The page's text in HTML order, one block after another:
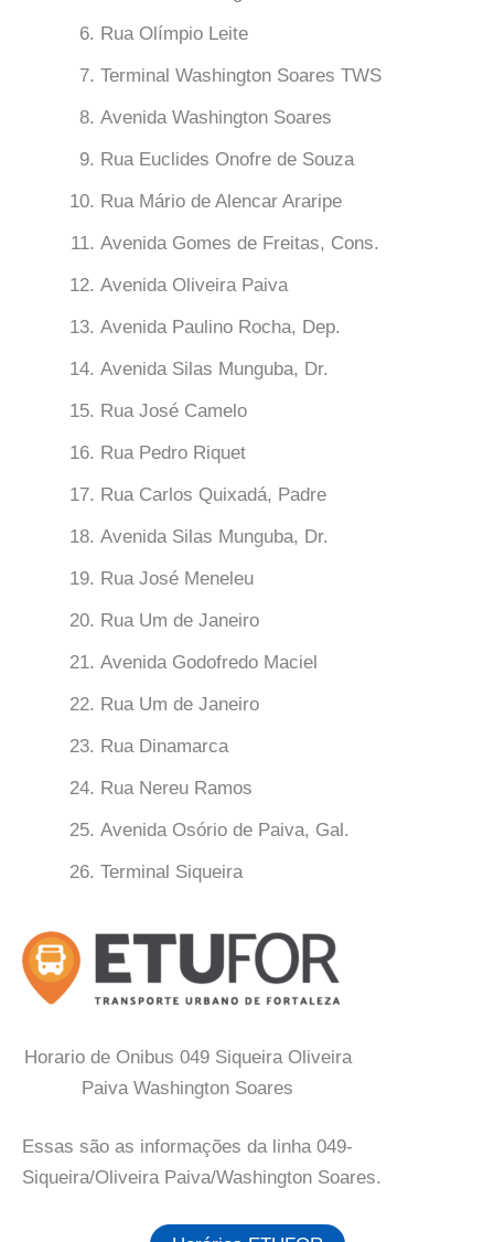
Rua Olímpio Leite
Terminal Washington Soares TWS
Avenida Washington Soares
Rua Euclides Onofre de Souza
Rua Mário de Alencar Araripe
Avenida Gomes de Freitas, Cons.
Avenida Oliveira Paiva
Avenida Paulino Rocha, Dep.
Avenida Silas Munguba, Dr.
Rua José Camelo
Rua Pedro Riquet
Rua Carlos Quixadá, Padre
Avenida Silas Munguba, Dr.
Rua José Meneleu
Rua Um de Janeiro
Avenida Godofredo Maciel
Rua Um de Janeiro
Rua Dinamarca
Rua Nereu Ramos
Avenida Osório de Paiva, Gal.
Terminal Siqueira
Horario de Onibus 049 Siqueira Oliveira
Paiva Washington Soares
Essas são as informações da linha 049-
Siqueira/Oliveira Paiva/Washington Soares.